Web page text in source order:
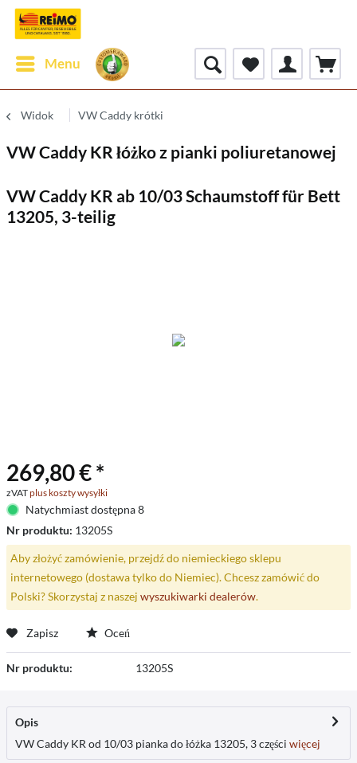
Menu
Widok VW Caddy krótki
VW Caddy KR łóżko z pianki poliuretanowej
VW Caddy KR ab 10/03 Schaumstoff für Bett
13205, 3-teilig
269,80 € *
zVATplus koszty wysyłki
Natychmiast dostępna 8
Nr produktu: 13205S
Aby złożyć zamówienie, przejdź do niemieckiego sklepu
internetowego (dostawa tylko do Niemiec). Chcesz zamówić do
Polski? Skorzystaj z naszej wyszukiwarki dealerów.
Zapisz Oceń
Nr produktu: 13205S
Opis
VW Caddy KR od 10/03 pianka do łóżka 13205, 3 części więcej